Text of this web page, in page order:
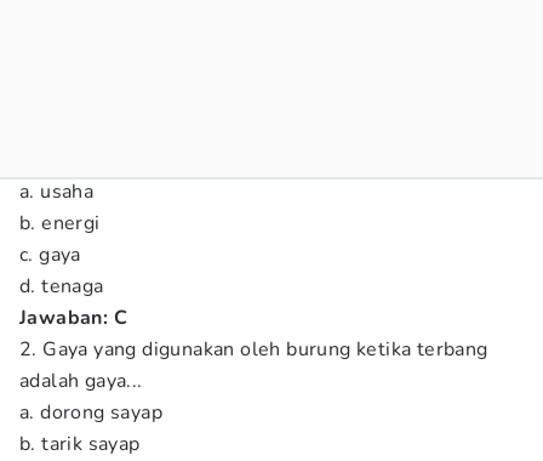
a. usaha
b. energi
c. gaya
d. tenaga
Jawaban: C
2. Gaya yang digunakan oleh burung ketika terbang
adalah gaya...
a. dorong sayap
b. tarik sayap